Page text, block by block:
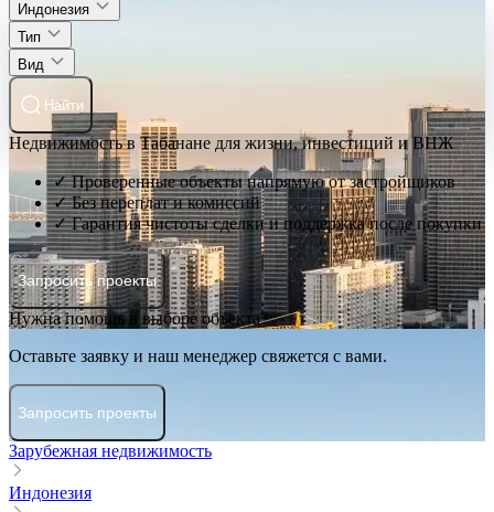
Индонезия
Тип
Вид
Найти
Недвижимость в Табанане для жизни, инвестиций и ВНЖ
✓ Проверенные объекты напрямую от застройщиков
✓ Без переплат и комиссий
✓ Гарантия чистоты сделки и поддержка после покупки
Запросить проекты
Нужна помощь в выборе объекта?
Оставьте заявку и наш менеджер свяжется с вами.
Запросить проекты
Зарубежная недвижимость
Индонезия